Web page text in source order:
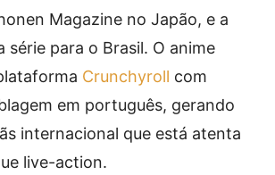
Magazine no Japão, e a
série para o Brasil. O anime
Crunchyroll com
em português, gerando
internacional que está atenta
live-action.